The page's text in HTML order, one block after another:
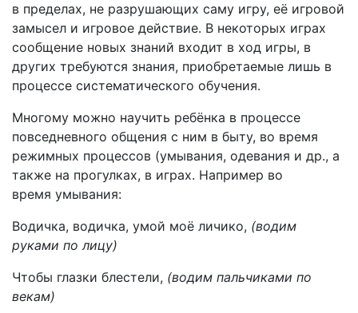
в пределах, не разрушающих саму игру, её игровой
замысел и игровое действие. В некоторых играх
сообщение новых знаний входит в ход игры, в
других требуются знания, приобретаемые лишь в
процессе систематического обучения.
Многому можно научить ребёнка в процессе
повседневного общения с ним в быту, во время
режимных процессов (умывания, одевания и др., а
также на прогулках, в играх. Например во
время умывания:
Водичка, водичка, умой моё личико, (водим
руками по лицу)
Чтобы глазки блестели, (водим пальчиками по
векам)